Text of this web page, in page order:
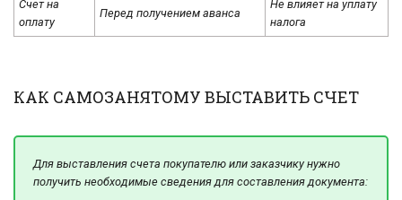
Счет на
оплату
Перед получением аванса
Не влияет на уплату
налога
КАК САМОЗАНЯТОМУ ВЫСТАВИТЬ СЧЕТ
Для выставления счета покупателю или заказчику нужно
получить необходимые сведения для составления документа: